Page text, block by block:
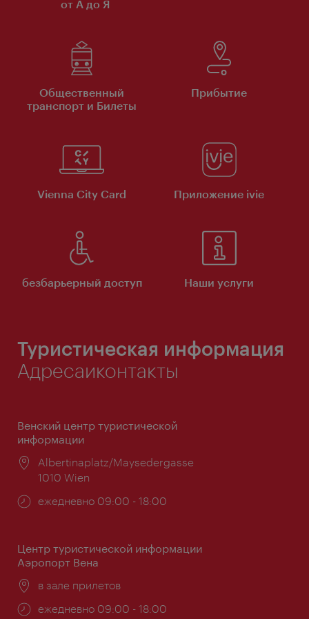
от А до Я
Общественный
транспорт и Билеты
Прибытие
Vienna City Card Приложение ivie
безбарьерный доступ Наши услуги
Туристическая информация
Адресаиконтакты
Венский центр туристической
информации
Расположение:
Albertinaplatz/Maysedergasse
1010 Wien
Часы
ежедневно 09:00 - 18:00
Центр туристической информации
Аэропорт Вена
Расположение:
в зале прилетов
Часы
ежедневно 09:00 - 18:00